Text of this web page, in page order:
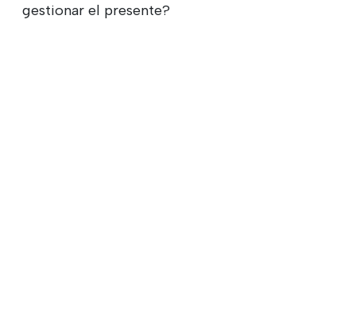
gestionar el presente?